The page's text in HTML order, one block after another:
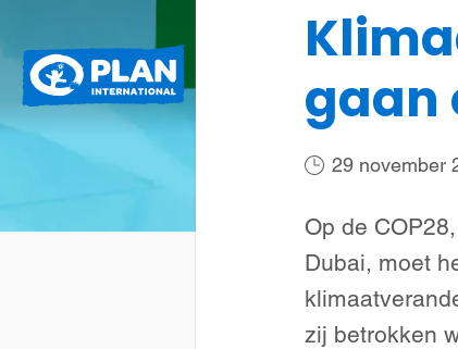
International
gaan
29 november
Op de
Dubai, moet
zij betrokken